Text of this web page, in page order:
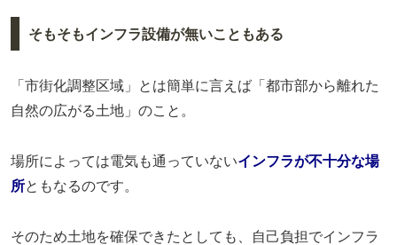
そもそもインフラ設備が無いこともある
「市街化調整区域」とは簡単に言えば「都市部から離れた
自然の広がる土地」のこと。
場所によっては電気も通っていないインフラが不十分な場
所ともなるのです。
そのため土地を確保できたとしても、自己負担でインフラ